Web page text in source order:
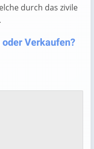
durch das zivile
Verkaufen?